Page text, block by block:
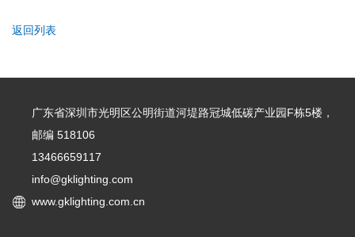
返回列表
广东省深圳市光明区公明街道河堤路冠城低碳产业园F栋5楼，
邮编 518106
13466659117
info@gklighting.com
www.gklighting.com.cn